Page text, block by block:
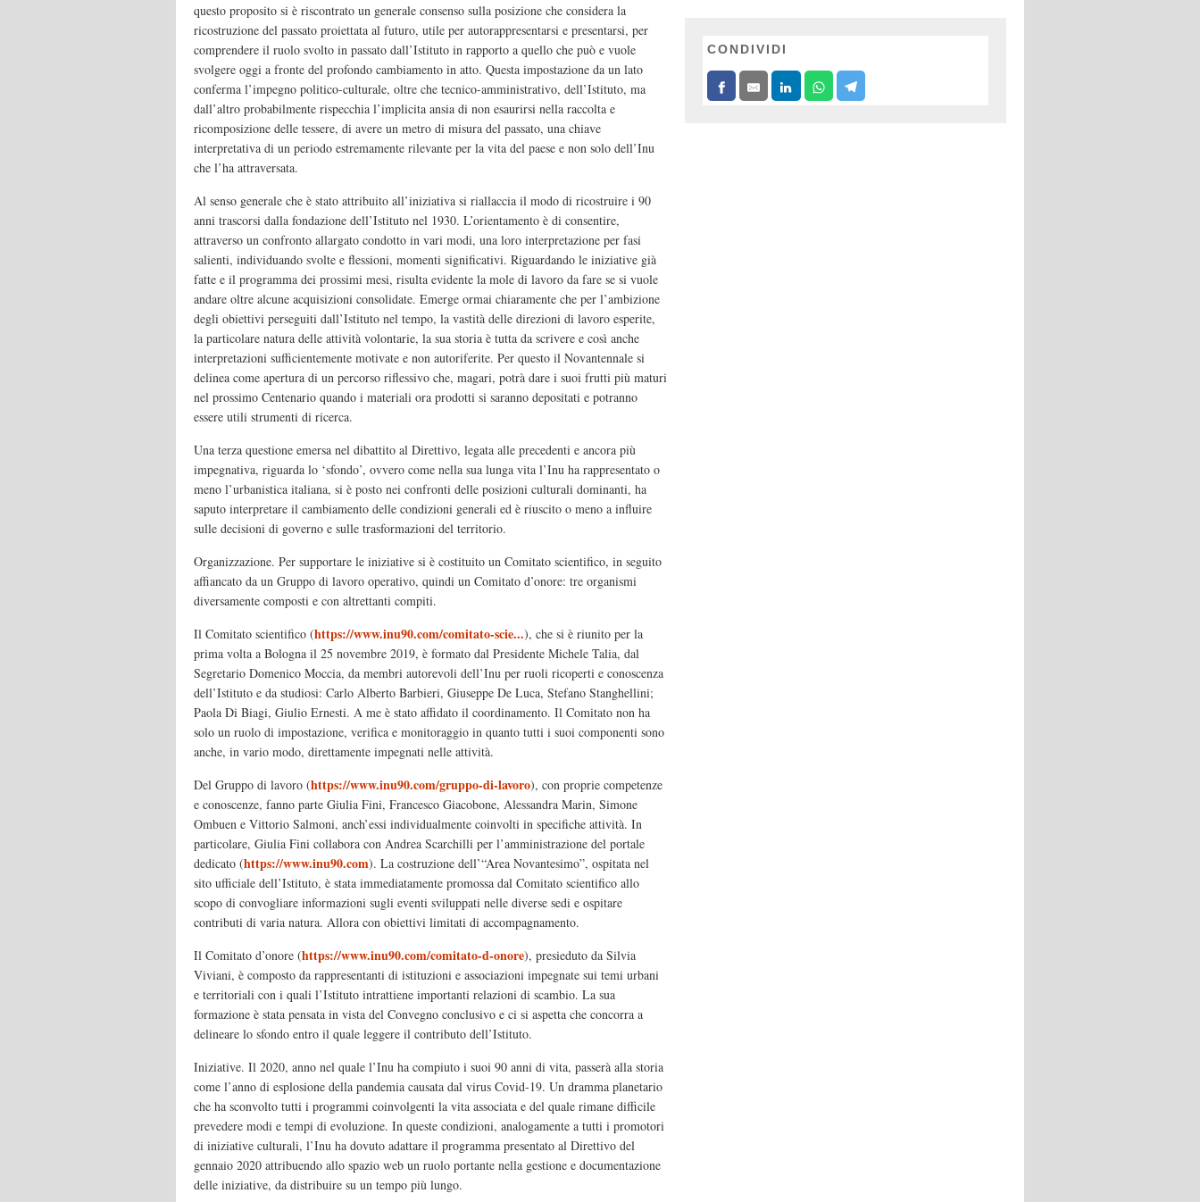
questo proposito si è riscontrato un generale consenso sulla posizione che considera la
ricostruzione del passato proiettata al futuro, utile per autorappresentarsi e presentarsi, per
comprendere il ruolo svolto in passato dall’Istituto in rapporto a quello che può e vuole
svolgere oggi a fronte del profondo cambiamento in atto. Questa impostazione da un lato
conferma l’impegno politico-culturale, oltre che tecnico-amministrativo, dell’Istituto, ma
dall’altro probabilmente rispecchia l’implicita ansia di non esaurirsi nella raccolta e
ricomposizione delle tessere, di avere un metro di misura del passato, una chiave
interpretativa di un periodo estremamente rilevante per la vita del paese e non solo dell’Inu
che l’ha attraversata.
Al senso generale che è stato attribuito all’iniziativa si riallaccia il modo di ricostruire i 90
anni trascorsi dalla fondazione dell’Istituto nel 1930. L’orientamento è di consentire,
attraverso un confronto allargato condotto in vari modi, una loro interpretazione per fasi
salienti, individuando svolte e flessioni, momenti significativi. Riguardando le iniziative già
fatte e il programma dei prossimi mesi, risulta evidente la mole di lavoro da fare se si vuole
andare oltre alcune acquisizioni consolidate. Emerge ormai chiaramente che per l’ambizione
degli obiettivi perseguiti dall’Istituto nel tempo, la vastità delle direzioni di lavoro esperite,
la particolare natura delle attività volontarie, la sua storia è tutta da scrivere e così anche
interpretazioni sufficientemente motivate e non autoriferite. Per questo il Novantennale si
delinea come apertura di un percorso riflessivo che, magari, potrà dare i suoi frutti più maturi
nel prossimo Centenario quando i materiali ora prodotti si saranno depositati e potranno
essere utili strumenti di ricerca.
Una terza questione emersa nel dibattito al Direttivo, legata alle precedenti e ancora più
impegnativa, riguarda lo ‘sfondo’, ovvero come nella sua lunga vita l’Inu ha rappresentato o
meno l’urbanistica italiana, si è posto nei confronti delle posizioni culturali dominanti, ha
saputo interpretare il cambiamento delle condizioni generali ed è riuscito o meno a influire
sulle decisioni di governo e sulle trasformazioni del territorio.
Organizzazione. Per supportare le iniziative si è costituito un Comitato scientifico, in seguito
affiancato da un Gruppo di lavoro operativo, quindi un Comitato d’onore: tre organismi
diversamente composti e con altrettanti compiti.
Il Comitato scientifico (https://www.inu90.com/comitato-scie...), che si è riunito per la
prima volta a Bologna il 25 novembre 2019, è formato dal Presidente Michele Talia, dal
Segretario Domenico Moccia, da membri autorevoli dell’Inu per ruoli ricoperti e conoscenza
dell’Istituto e da studiosi: Carlo Alberto Barbieri, Giuseppe De Luca, Stefano Stanghellini;
Paola Di Biagi, Giulio Ernesti. A me è stato affidato il coordinamento. Il Comitato non ha
solo un ruolo di impostazione, verifica e monitoraggio in quanto tutti i suoi componenti sono
anche, in vario modo, direttamente impegnati nelle attività.
Del Gruppo di lavoro (https://www.inu90.com/gruppo-di-lavoro), con proprie competenze
e conoscenze, fanno parte Giulia Fini, Francesco Giacobone, Alessandra Marin, Simone
Ombuen e Vittorio Salmoni, anch’essi individualmente coinvolti in specifiche attività. In
particolare, Giulia Fini collabora con Andrea Scarchilli per l’amministrazione del portale
dedicato (https://www.inu90.com). La costruzione dell’“Area Novantesimo”, ospitata nel
sito ufficiale dell’Istituto, è stata immediatamente promossa dal Comitato scientifico allo
scopo di convogliare informazioni sugli eventi sviluppati nelle diverse sedi e ospitare
contributi di varia natura. Allora con obiettivi limitati di accompagnamento.
Il Comitato d’onore (https://www.inu90.com/comitato-d-onore), presieduto da Silvia
Viviani, è composto da rappresentanti di istituzioni e associazioni impegnate sui temi urbani
e territoriali con i quali l’Istituto intrattiene importanti relazioni di scambio. La sua
formazione è stata pensata in vista del Convegno conclusivo e ci si aspetta che concorra a
delineare lo sfondo entro il quale leggere il contributo dell’Istituto.
Iniziative. Il 2020, anno nel quale l’Inu ha compiuto i suoi 90 anni di vita, passerà alla storia
come l’anno di esplosione della pandemia causata dal virus Covid-19. Un dramma planetario
che ha sconvolto tutti i programmi coinvolgenti la vita associata e del quale rimane difficile
prevedere modi e tempi di evoluzione. In queste condizioni, analogamente a tutti i promotori
di iniziative culturali, l’Inu ha dovuto adattare il programma presentato al Direttivo del
gennaio 2020 attribuendo allo spazio web un ruolo portante nella gestione e documentazione
delle iniziative, da distribuire su un tempo più lungo.
CONDIVIDI